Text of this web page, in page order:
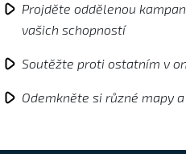
Projděte oddělenou
vašich schopností
Soutěžte proti ostatním v
Odemkněte si různé mapy